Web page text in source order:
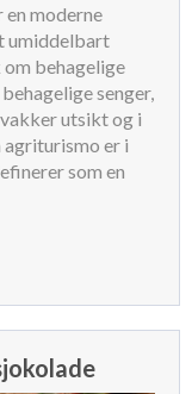
moderne
umiddelbart
behagelige
senger,
utsikt og i
er i
som en